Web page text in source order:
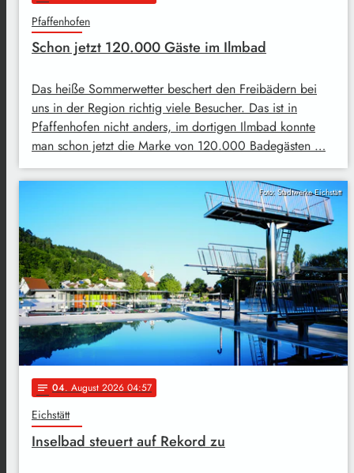
Pfaffenhofen
Schon jetzt 120.000 Gäste im Ilmbad
Das heiße Sommerwetter beschert den Freibädern bei
uns in der Region richtig viele Besucher. Das ist in
Pfaffenhofen nicht anders, im dortigen Ilmbad konnte
man schon jetzt die Marke von 120.000 Badegästen …
Foto: Stadtwerke Eichstätt
notes 04. August 2026 04:57
Eichstätt
Inselbad steuert auf Rekord zu